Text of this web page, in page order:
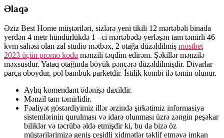
Əlaqə
Əziz Best Home müştəriləri, sizlərə yeni tikili 12 mərtəbəli binada
yerdən 4 metr hündürlükdə 1 –ci mərtəbədə yerləşən tam təmirli 46
kvm sahəsi olan zal studio mətbəx, 2 otağa düzəldilmiş mostbet
2023 üçün promo kodu mənzili təqdim edirəm. Şəkillər mənzilə
məxsusdur. Yataq otağında böyük pəncərə düzəldilmişdir. Divarlar
parça oboydur, pol bambuk parketdir. İstilik kombi ilə təmin olunur.
Aylıq komendant ödənişə daxildir.
Mənzil tam təmirlidir.
Fəaliyət göstərdiyimiz illər ərzində şirkətimiz informasiya
sistemlərinin qurulması və idarə olunması üzrə zəngin peşəkar
biliklər və təcrübə əldə etmişdir ki, bu da bizə öz
müştərilərimizə geniş çeşidli xidmətlər təklif etməyə imkan